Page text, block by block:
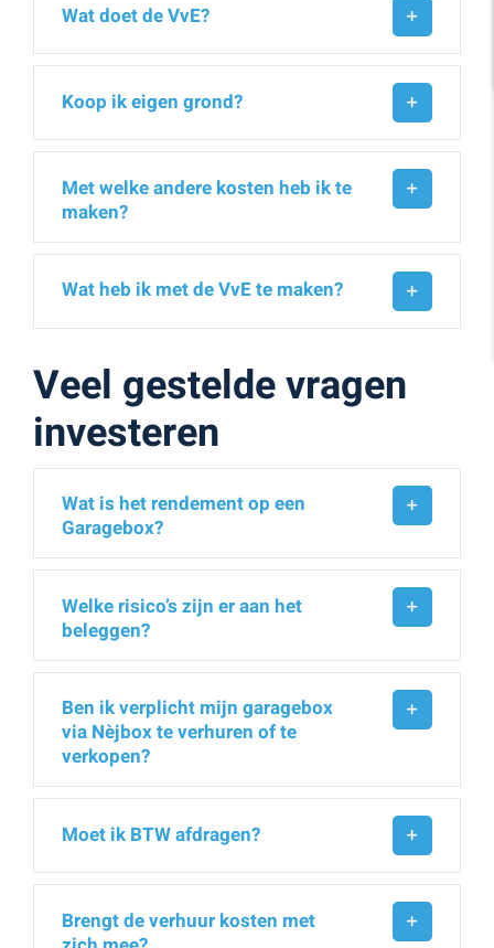
Wat doet de VvE?
Koop ik eigen grond?
Met welke andere kosten heb ik te
maken?
Wat heb ik met de VvE te maken?
Veel gestelde vragen
investeren
Wat is het rendement op een
Garagebox?
Welke risico’s zijn er aan het
beleggen?
Ben ik verplicht mijn garagebox
via Nèjbox te verhuren of te
verkopen?
Moet ik BTW afdragen?
Brengt de verhuur kosten met